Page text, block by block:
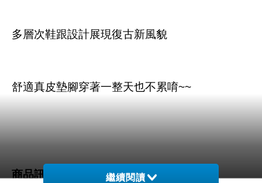
多層次鞋跟設計展現復古新風貌
舒適真皮墊腳穿著一整天也不累唷~~
商品訊息描述 繼續閱讀